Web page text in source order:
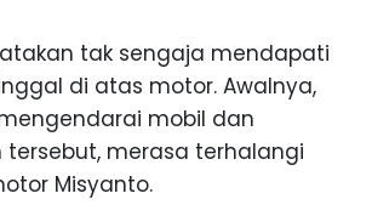
tak sengaja mendapati
di atas motor. Awalnya,
mobil dan
merasa terhalangi
Misyanto.